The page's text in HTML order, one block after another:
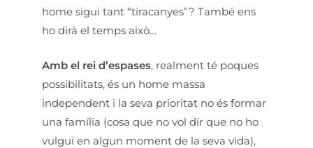
home sigui tant “tiracanyes”? També ens
ho dirà el temps això…
Amb el rei d’espases, realment té poques
possibilitats, és un home massa
independent i la seva prioritat no és formar
una família (cosa que no vol dir que no ho
vulgui en algun moment de la seva vida),